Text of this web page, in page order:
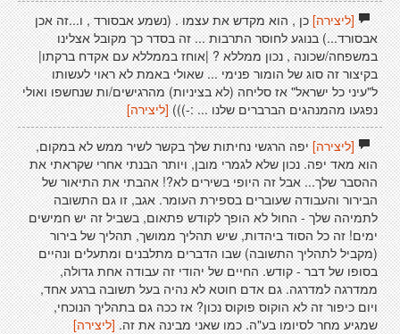
[ליצירה]כן , הוא מקדש את עצמו . (נשמע אבסורד , ו...זה אכן
אבסורד...) בנוגע לחוסר התרבות ... זה בסדר כך מקובל אצלינו
במשפחה/שכונה , נכון ממללא ? |אוחז בממללא עם אקדח ברקתו|
בקיצור זה סוג של הומור פנימי ... שאולי באמת לא ראוי לעשותו
ל"עיני כל ישראל" אז סליחה (לא בציניות) מהרגישים/ות שנחשפו ואולי
נפגעו מהמנהגים הברברים שלנו ... :-))) [ליצירה]
[ליצירה]יפה הרגשי נחיתות שלך בקשר לשיר ממש לא במקום,
הוא מאד יפה. נכון שלא לגמרי מובן, ויותר הבנתי אחרי שקראתי את
ההסבר שלך... אבל זה היופי בשירים לא?! אהבתי את התיאור של
הבירור והעבודה שעוברים בספירת העומר. אגב, זו גם התשובה
לתמיהה שלך - החול לא הופך לקודש פתאום, בשביל זה יש חמישים
ימים! זה כל הסוד ביהדות, שיש תהליך ממושך, תהליך של בירור
(מקביל לתהליך התשובה) שבו הדברים מתלבנים ומתעלים ונהיים
בסופו של דבר - קודש. החיים של יהודי זה עבודה אחת גדולה,
ממדרגה למדרגה. גם אדם חוטא לא נהיה בעל תשובה ברגע אחד,
ויום כיפור זה לא הוקוס פוקוס נכון? אז ככה גם בתהליך הנוכחי,
שמגיע מחר לסיומו בע"ה. כמו שאני מבינה את זה. [ליצירה]